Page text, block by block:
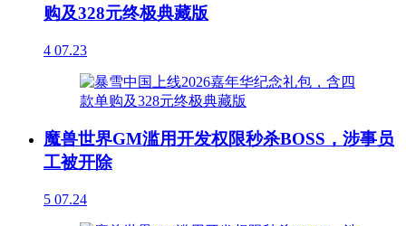
购及328元终极典藏版
4 07.23
魔兽世界GM滥用开发权限秒杀BOSS，涉事员
工被开除
5 07.24